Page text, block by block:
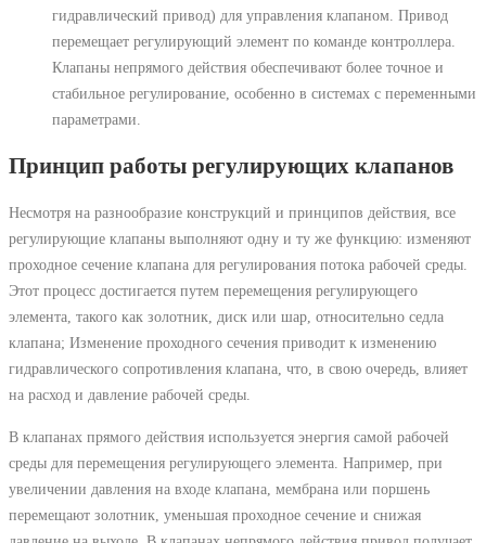
гидравлический привод) для управления клапаном. Привод
перемещает регулирующий элемент по команде контроллера.
Клапаны непрямого действия обеспечивают более точное и
стабильное регулирование, особенно в системах с переменными
параметрами.
Принцип работы регулирующих клапанов
Несмотря на разнообразие конструкций и принципов действия, все
регулирующие клапаны выполняют одну и ту же функцию: изменяют
проходное сечение клапана для регулирования потока рабочей среды.
Этот процесс достигается путем перемещения регулирующего
элемента, такого как золотник, диск или шар, относительно седла
клапана; Изменение проходного сечения приводит к изменению
гидравлического сопротивления клапана, что, в свою очередь, влияет
на расход и давление рабочей среды.
В клапанах прямого действия используется энергия самой рабочей
среды для перемещения регулирующего элемента. Например, при
увеличении давления на входе клапана, мембрана или поршень
перемещают золотник, уменьшая проходное сечение и снижая